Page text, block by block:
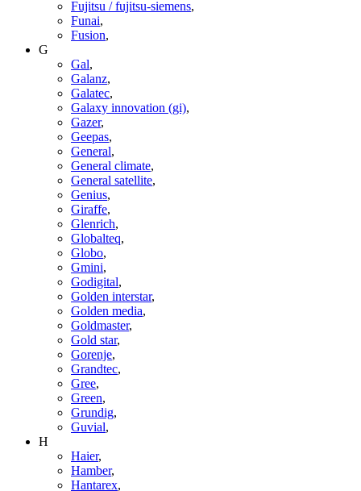
Fujitsu / fujitsu-siemens,
Funai,
Fusion,
G
Gal,
Galanz,
Galatec,
Galaxy innovation (gi),
Gazer,
Geepas,
General,
General climate,
General satellite,
Genius,
Giraffe,
Glenrich,
Globalteq,
Globo,
Gmini,
Godigital,
Golden interstar,
Golden media,
Goldmaster,
Gold star,
Gorenje,
Grandtec,
Gree,
Green,
Grundig,
Guvial,
H
Haier,
Hamber,
Hantarex,